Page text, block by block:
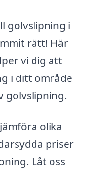
golvslipning i
rätt! Här
vi dig att
i ditt område
golvslipning.
olika
priser
Låt oss